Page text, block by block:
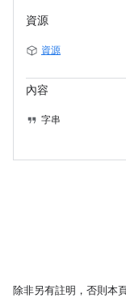
資源
資源
內容
字串
除非另有註明，否則本